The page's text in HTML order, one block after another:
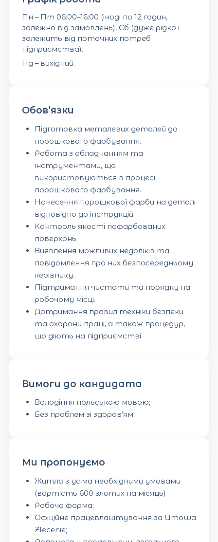
Пн – Пт 06:00–16:00 (іноді по 12 годин,
залежно від замовлень), Сб (дуже рідко і
залежить від поточних потреб
підприємства).
Нд – вихідний.
Обов’язки
Підготовка металевих деталей до
порошкового фарбування.
Робота з обладнанням та
інструментами, що
використовуються в процесі
порошкового фарбування.
Нанесення порошкової фарби на деталі
відповідно до інструкцій.
Контроль якості пофарбованих
поверхонь.
Виявлення можливих недоліків та
повідомлення про них безпосередньому
керівнику.
Підтримання чистоти та порядку на
робочому місці.
Дотримання правил техніки безпеки
та охорони праці, а також процедур,
що діють на підприємстві.
Вимоги до кандидата
Володіння польською мовою;
Без проблем зі здоров’ям;
Ми пропонуємо
Житло з усіма необхідними умовами
(вартість 600 злотих на місяць)
Робоча форма;
Офіційне працевлаштування за Umowa
Zlecenie;